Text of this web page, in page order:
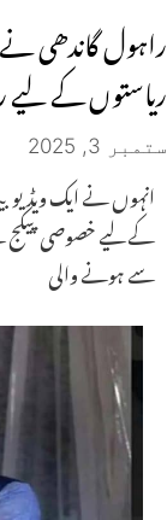
راہول گاندھی نے
ریاستوں کے لیے
ستمبر 3, 2025
انہوں نے ایک
کے لیے خصوصی پیکج
سے ہونے والی